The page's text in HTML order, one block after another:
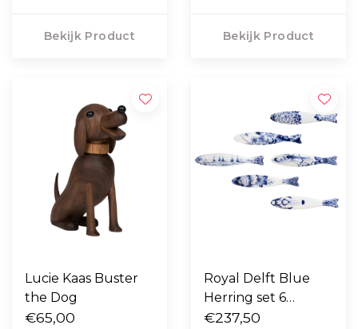
Bekijk Product Bekijk Product
Lucie Kaas Buster
the Dog
€65,00
Royal Delft Blue
Herring set 6
haringen
€237,50